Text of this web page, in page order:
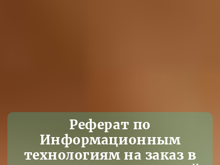
Реферат по
Информационным
технологиям на заказ в